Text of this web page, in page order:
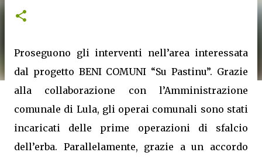
Proseguono gli interventi nell’area interessata
dal progetto BENI COMUNI “Su Pastinu”. Grazie
alla collaborazione con l’Amministrazione
comunale di Lula, gli operai comunali sono stati
incaricati delle prime operazioni di sfalcio
dell’erba. Parallelamente, grazie a un accordo